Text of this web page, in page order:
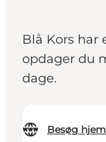
Blå Kors
opdager du
dage.
Besøg